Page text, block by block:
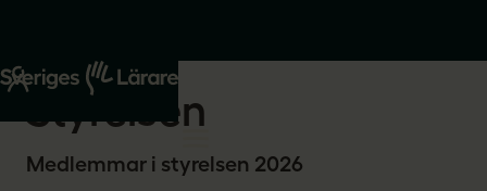
Start Om oss
Styrelsen
Medlemmar i styrelsen 2026